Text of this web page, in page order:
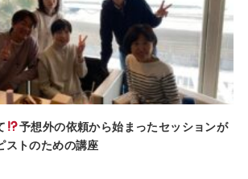
予想外の依頼から始まったセッションが
トのための講座